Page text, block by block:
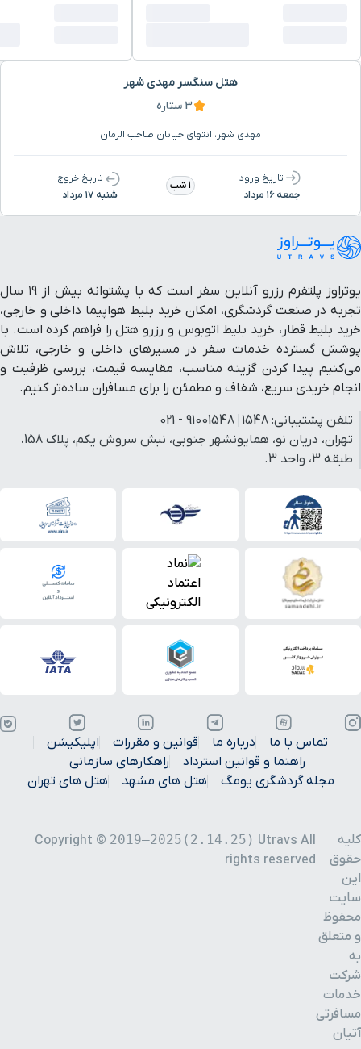
هتل سنگسر مهدی شهر
3 ستاره
مهدی شهر، انتهای خیابان صاحب الزمان
تاریخ ورود
جمعه ۱۶ مرداد
1 شب
تاریخ خروج
شنبه ۱۷ مرداد
یوتراوز پلتفرم رزرو آنلاین سفر است که با پشتوانه بیش از ۱۹ سال
تجربه در صنعت گردشگری، امکان خرید بلیط هواپیما داخلی و خارجی،
خرید بلیط قطار، خرید بلیط اتوبوس و رزرو هتل را فراهم کرده است. با
پوشش گسترده خدمات سفر در مسیرهای داخلی و خارجی، تلاش
می‌کنیم پیدا کردن گزینه مناسب، مقایسه قیمت، بررسی ظرفیت و
انجام خریدی سریع، شفاف و مطمئن را برای مسافران ساده‌تر کنیم.
تلفن پشتیبانی: 1548
91001548 - 021
تهران، دریان نو، همایونشهر جنوبی، نبش سروش یکم، پلاک 158،
طبقه 3، واحد 3.
تماس با ما درباره ما قوانین و مقررات
اپلیکیشن
راهنما و قوانین استرداد
راهکارهای سازمانی
مجله گردشگری یومگ
هتل های مشهد هتل های تهران
کلیه
حقوق
این
سایت
محفوظ
و متعلق
به
شرکت
خدمات
مسافرتی
آتیان
Copyright © 2019–2025(2.14.25) Utravs All
rights reserved